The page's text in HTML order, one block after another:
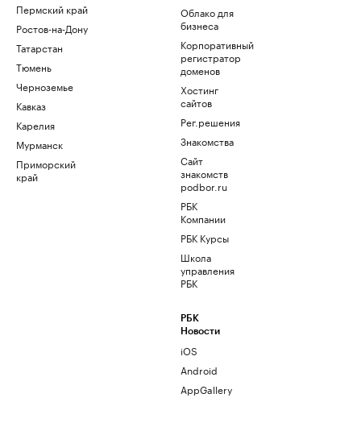
Пермский край
Ростов-на-Дону
Татарстан
Тюмень
Черноземье
Кавказ
Карелия
Мурманск
Приморский
край
Облако для
бизнеса
Корпоративный
регистратор
доменов
Хостинг
сайтов
Рег.решения
Знакомства
Сайт
знакомств
podbor.ru
РБК
Компании
РБК Курсы
Школа
управления
РБК
РБК
Новости
iOS
Android
AppGallery